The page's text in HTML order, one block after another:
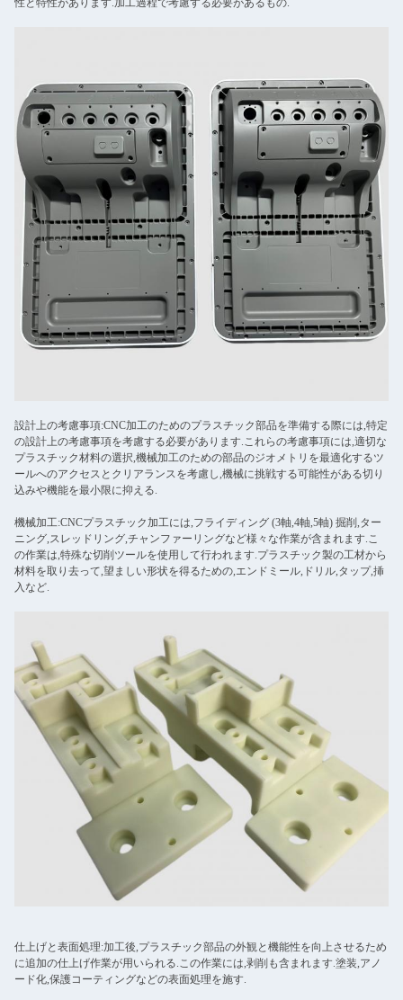
性と特性があります.加工過程で考慮する必要があるもの.
設計上の考慮事項:CNC加工のためのプラスチック部品を準備する際には,特定
の設計上の考慮事項を考慮する必要があります.これらの考慮事項には,適切な
プラスチック材料の選択,機械加工のための部品のジオメトリを最適化するツ
ールへのアクセスとクリアランスを考慮し,機械に挑戦する可能性がある切り
込みや機能を最小限に抑える.
機械加工:CNCプラスチック加工には,フライディング (3軸,4軸,5軸) 掘削,ター
ニング,スレッドリング,チャンファーリングなど様々な作業が含まれます.こ
の作業は,特殊な切削ツールを使用して行われます.プラスチック製の工材から
材料を取り去って,望ましい形状を得るための,エンドミール,ドリル,タップ,挿
入など.
仕上げと表面処理:加工後,プラスチック部品の外観と機能性を向上させるため
に追加の仕上げ作業が用いられる.この作業には,剥削も含まれます.塗装,アノ
ード化,保護コーティングなどの表面処理を施す.